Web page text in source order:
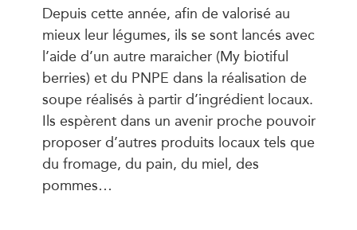
Depuis cette année, afin de valorisé au
mieux leur légumes, ils se sont lancés avec
l’aide d’un autre maraicher (My biotiful
berries) et du PNPE dans la réalisation de
soupe réalisés à partir d’ingrédient locaux.
Ils espèrent dans un avenir proche pouvoir
proposer d’autres produits locaux tels que
du fromage, du pain, du miel, des
pommes…